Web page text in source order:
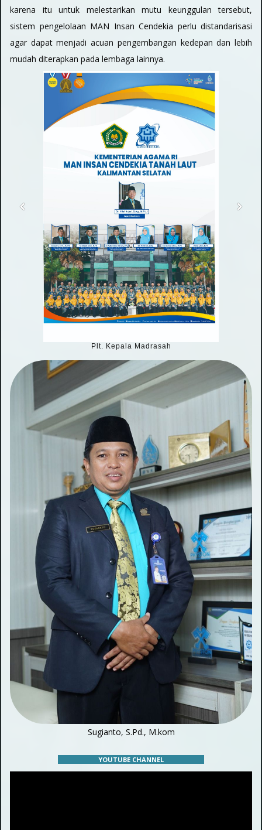
karena itu untuk melestarikan mutu keunggulan tersebut,
sistem pengelolaan MAN Insan Cendekia perlu distandarisasi
agar dapat menjadi acuan pengembangan kedepan dan lebih
mudah diterapkan pada lembaga lainnya.
Plt. Kepala Madrasah
Sugianto, S.Pd., M.kom
YOUTUBE CHANNEL